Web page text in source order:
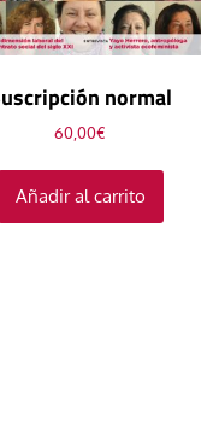
normal
60,00€
Añadir al carrito